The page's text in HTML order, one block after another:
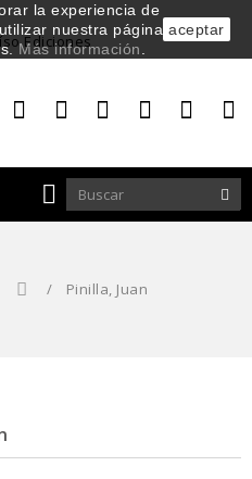
/ Pinilla, Juan
la experiencia de
nuestra página
Más información
aceptar